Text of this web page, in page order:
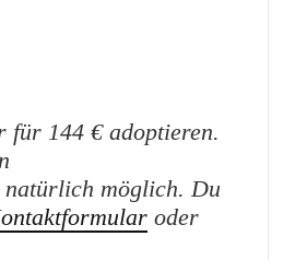
für 144 € adoptieren.
möglich. Du
oder